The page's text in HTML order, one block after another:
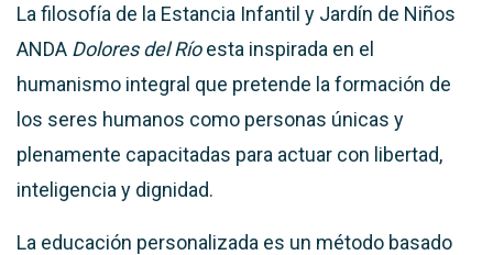
La filosofía de la Estancia Infantil y Jardín de Niños
ANDA Dolores del Ríoesta inspirada en el
humanismo integral que pretende la formación de
los seres humanos como personas únicas y
plenamente capacitadas para actuar con libertad,
inteligencia y dignidad.
La educación personalizada es un método basado